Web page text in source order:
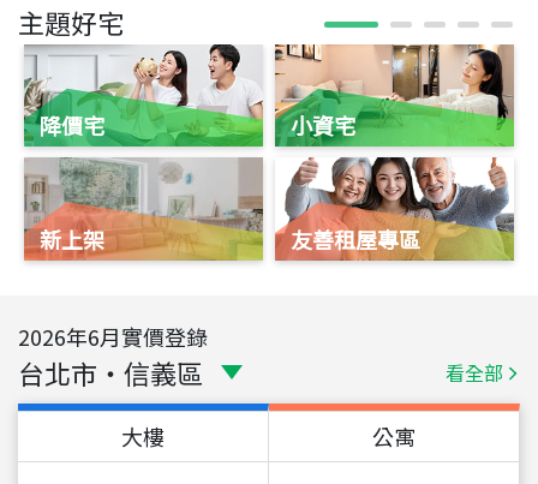
主題好宅
降價宅
新上架
小資宅
友善租屋專區
2026年6月實價登錄
台北市 ・ 信義區 看全部
大樓 公寓